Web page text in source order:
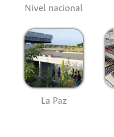
Nivel nacional
La Paz